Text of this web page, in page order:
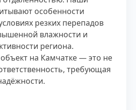
особенности
резких перепадов
влажности и
региона.
на Камчатке — это не
требующая